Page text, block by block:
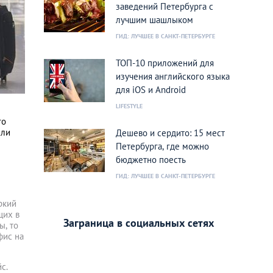
в
то
на
заведений Петербурга с
лучшим шашлыком
ГИД: ЛУЧШЕЕ В САНКТ-ПЕТЕРБУРГЕ
ТОП-10 приложений для
изучения английского языка
для iOS и Android
LIFESTYLE
Дешево и сердито: 15 мест
Петербурга, где можно
бюджетно поесть
ГИД: ЛУЧШЕЕ В САНКТ-ПЕТЕРБУРГЕ
Заграница в социальных сетях